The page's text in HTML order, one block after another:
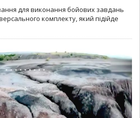
для виконання бойових завдань
комплекту, який підійде